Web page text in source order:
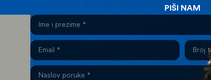
PIŠI NAM